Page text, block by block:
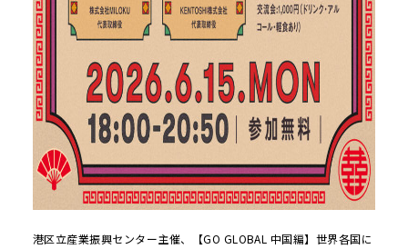
港区立産業振興センター主催、【GO GLOBAL 中国編】世界各国に